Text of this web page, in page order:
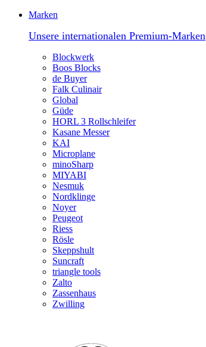
Marken
Unsere internationalen Premium-Marken
Blockwerk
Boos Blocks
de Buyer
Falk Culinair
Global
Güde
HORL 3 Rollschleifer
Kasane Messer
KAI
Microplane
minoSharp
MIYABI
Nesmuk
Nordklinge
Noyer
Peugeot
Riess
Rösle
Skeppshult
Suncraft
triangle tools
Zalto
Zassenhaus
Zwilling